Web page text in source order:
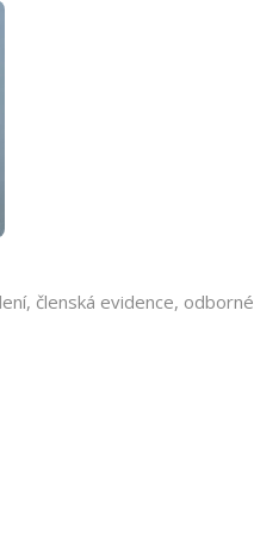
členská evidence, odborné